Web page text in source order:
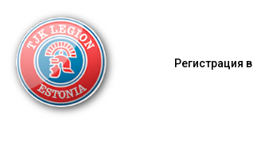
Регистрация